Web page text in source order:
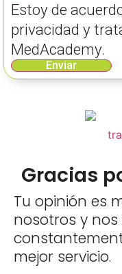
Estoy de
privacidad y
MedAcademy.
Enviar
Gracias
Tu opinión es
nosotros y
mejor servicio.